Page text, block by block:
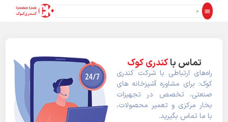
تماس باکندری کوک
راه‌های ارتباطی با شرکت کندری
کوک: برای مشاوره آشپزخانه های
صنعتی، تخصص در تجهیزات
بخار مرکزی و تعمیر محصولات،
با ما تماس بگیرید.